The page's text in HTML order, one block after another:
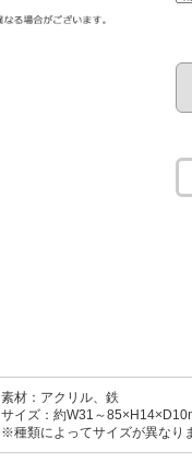
素材：アクリル、鉄
サイズ：約W31～
※種類によってサイズが異なり